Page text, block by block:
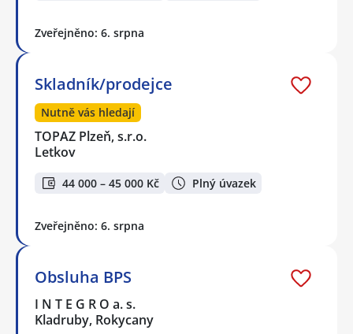
Zveřejněno: 6. srpna
Skladník/prodejce
Nutně vás hledají
TOPAZ Plzeň, s.r.o.
Letkov
44 000 – 45 000 Kč Plný úvazek
Zveřejněno: 6. srpna
Obsluha BPS
I N T E G R O a. s.
Kladruby, Rokycany